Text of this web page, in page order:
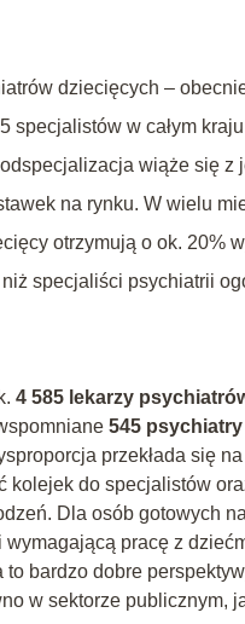
dziecięcych –
specjalistów w całym
wiąże się z
na rynku. W wielu
otrzymują o ok. 20%
specjaliści psychiatrii
4 585 lekarzy
545 psychiatry
przekłada się
kolejek do specjalistów
Dla osób gotowych na
pracę z
to bardzo dobre
w sektorze publicznym,